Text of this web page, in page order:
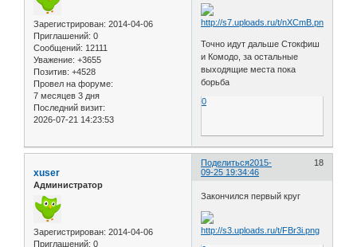
Зарегистрирован: 2014-04-06
Приглашений: 0
Сообщений: 12111
Уважение: +3655
Позитив: +4528
Провел на форуме:
7 месяцев 3 дня
Последний визит:
2026-07-21 14:23:53
Точно идут дальше Стокфиш
и Комодо, за остальные
выходящие места пока
борьба
0
Поделиться 18
2015-
09-25 19:34:46
xuser
Администратор
Зарегистрирован: 2014-04-06
Приглашений: 0
Закончился первый круг